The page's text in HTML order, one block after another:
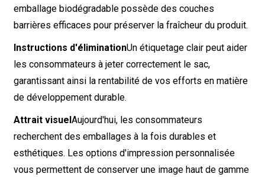
emballage biodégradable possède des couches
barrières efficaces pour préserver la fraîcheur du produit.
Instructions d'éliminationUn étiquetage clair peut aider
les consommateurs à jeter correctement le sac,
garantissant ainsi la rentabilité de vos efforts en matière
de développement durable.
Attrait visuelAujourd'hui, les consommateurs
recherchent des emballages à la fois durables et
esthétiques. Les options d'impression personnalisée
vous permettent de conserver une image haut de gamme